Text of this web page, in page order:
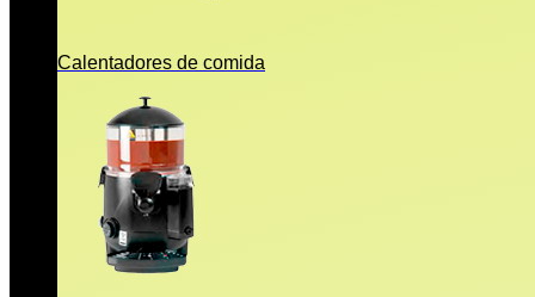
Calentadores de comida